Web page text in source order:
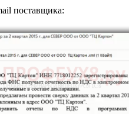
поставщика: